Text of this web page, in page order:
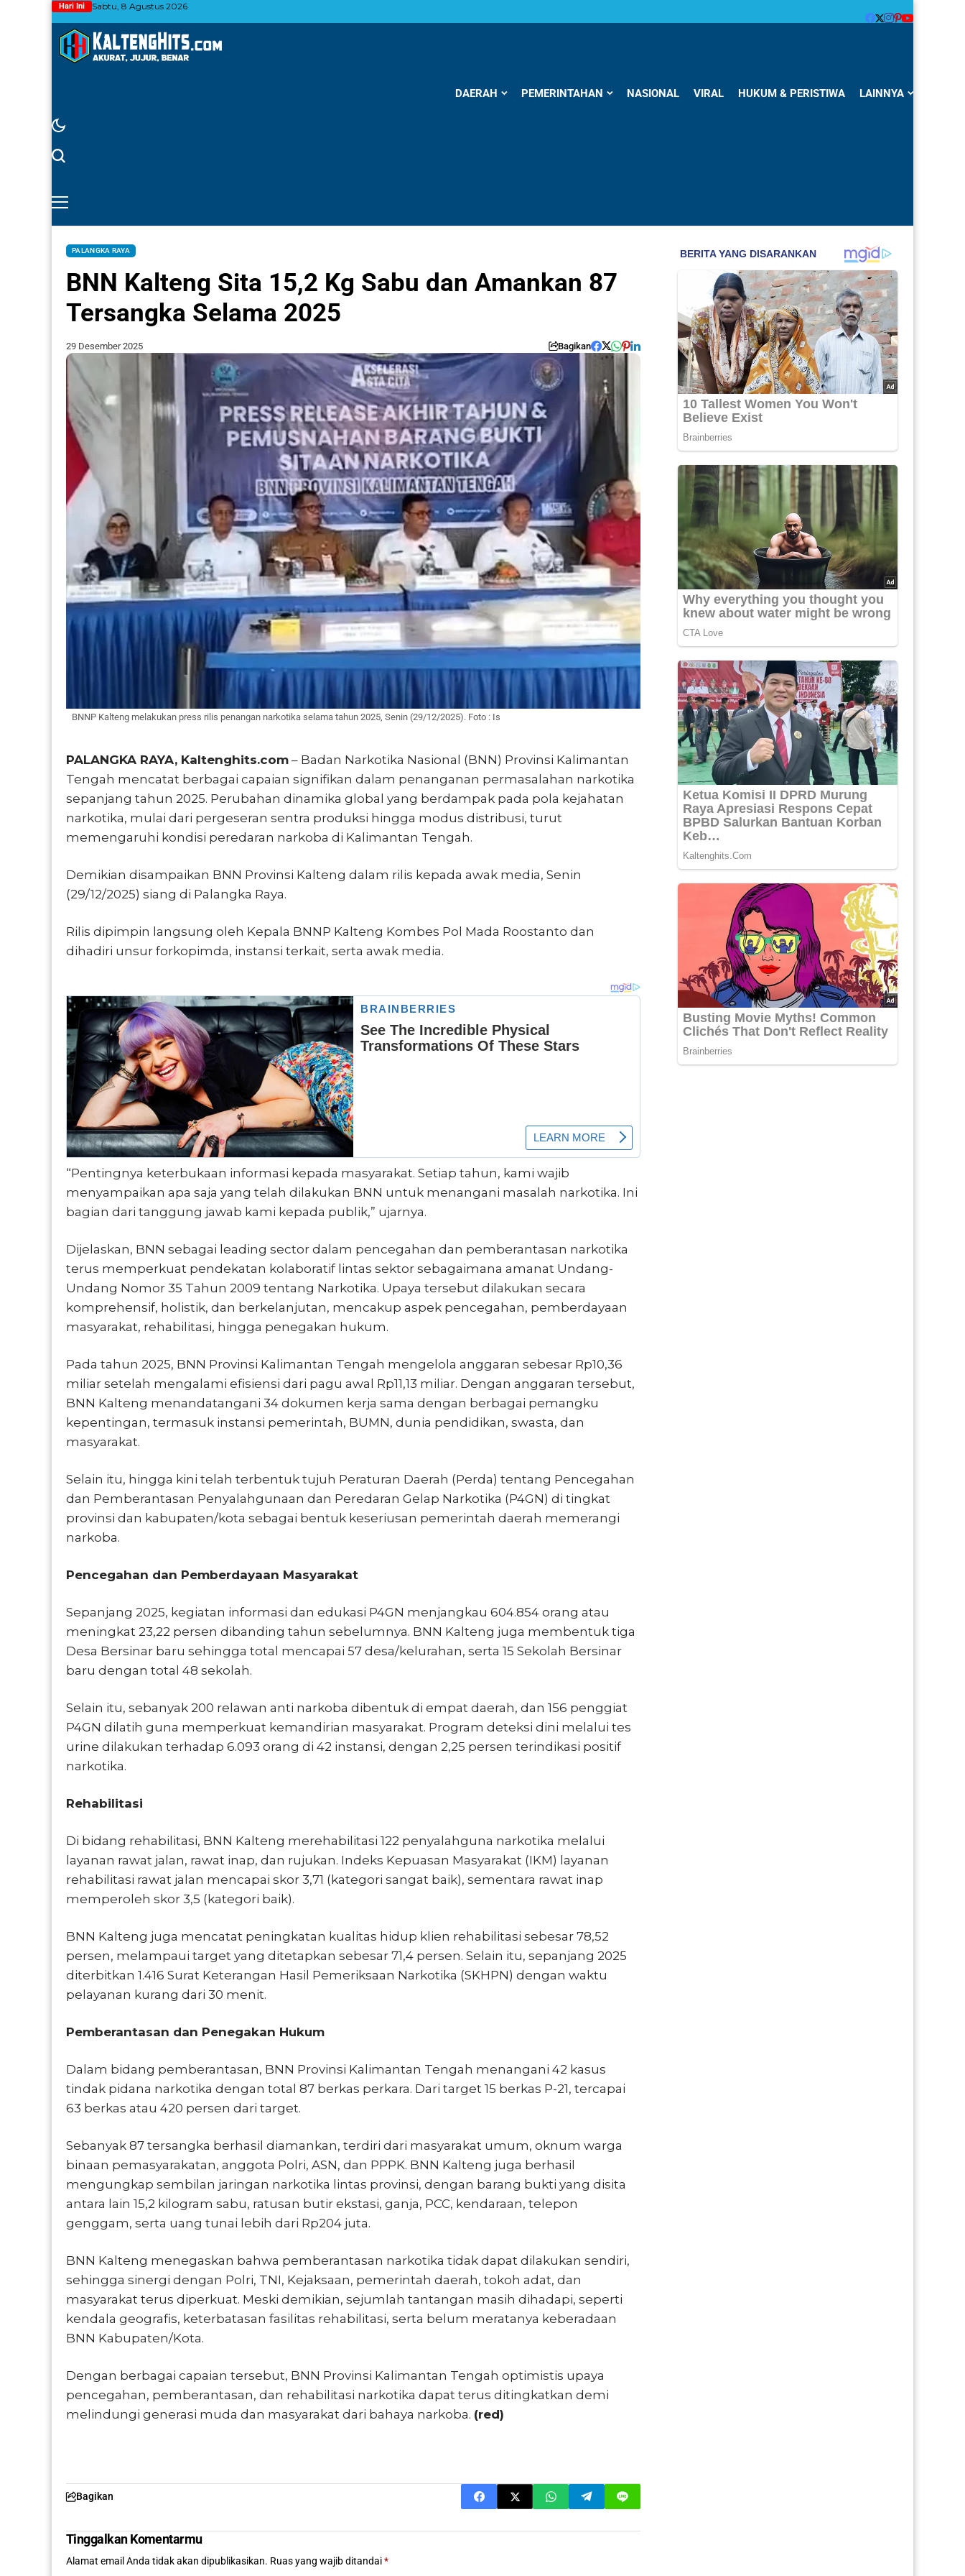
Hari Ini Sabtu, 8 Agustus 2026
DAERAH PEMERINTAHAN NASIONAL VIRAL HUKUM & PERISTIWA LAINNYA
PALANGKA RAYA
BNN Kalteng Sita 15,2 Kg Sabu dan Amankan 87
Tersangka Selama 2025
29 Desember 2025 Bagikan
BNNP Kalteng melakukan press rilis penangan narkotika selama tahun 2025, Senin (29/12/2025). Foto : Is
PALANGKA RAYA, Kaltenghits.com – Badan Narkotika Nasional (BNN) Provinsi Kalimantan
Tengah mencatat berbagai capaian signifikan dalam penanganan permasalahan narkotika
sepanjang tahun 2025. Perubahan dinamika global yang berdampak pada pola kejahatan
narkotika, mulai dari pergeseran sentra produksi hingga modus distribusi, turut
memengaruhi kondisi peredaran narkoba di Kalimantan Tengah.
Demikian disampaikan BNN Provinsi Kalteng dalam rilis kepada awak media, Senin
(29/12/2025) siang di Palangka Raya.
Rilis dipimpin langsung oleh Kepala BNNP Kalteng Kombes Pol Mada Roostanto dan
dihadiri unsur forkopimda, instansi terkait, serta awak media.
“Pentingnya keterbukaan informasi kepada masyarakat. Setiap tahun, kami wajib
menyampaikan apa saja yang telah dilakukan BNN untuk menangani masalah narkotika. Ini
bagian dari tanggung jawab kami kepada publik,” ujarnya.
Dijelaskan, BNN sebagai leading sector dalam pencegahan dan pemberantasan narkotika
terus memperkuat pendekatan kolaboratif lintas sektor sebagaimana amanat Undang-
Undang Nomor 35 Tahun 2009 tentang Narkotika. Upaya tersebut dilakukan secara
komprehensif, holistik, dan berkelanjutan, mencakup aspek pencegahan, pemberdayaan
masyarakat, rehabilitasi, hingga penegakan hukum.
Pada tahun 2025, BNN Provinsi Kalimantan Tengah mengelola anggaran sebesar Rp10,36
miliar setelah mengalami efisiensi dari pagu awal Rp11,13 miliar. Dengan anggaran tersebut,
BNN Kalteng menandatangani 34 dokumen kerja sama dengan berbagai pemangku
kepentingan, termasuk instansi pemerintah, BUMN, dunia pendidikan, swasta, dan
masyarakat.
Selain itu, hingga kini telah terbentuk tujuh Peraturan Daerah (Perda) tentang Pencegahan
dan Pemberantasan Penyalahgunaan dan Peredaran Gelap Narkotika (P4GN) di tingkat
provinsi dan kabupaten/kota sebagai bentuk keseriusan pemerintah daerah memerangi
narkoba.
Pencegahan dan Pemberdayaan Masyarakat
Sepanjang 2025, kegiatan informasi dan edukasi P4GN menjangkau 604.854 orang atau
meningkat 23,22 persen dibanding tahun sebelumnya. BNN Kalteng juga membentuk tiga
Desa Bersinar baru sehingga total mencapai 57 desa/kelurahan, serta 15 Sekolah Bersinar
baru dengan total 48 sekolah.
Selain itu, sebanyak 200 relawan anti narkoba dibentuk di empat daerah, dan 156 penggiat
P4GN dilatih guna memperkuat kemandirian masyarakat. Program deteksi dini melalui tes
urine dilakukan terhadap 6.093 orang di 42 instansi, dengan 2,25 persen terindikasi positif
narkotika.
Rehabilitasi
Di bidang rehabilitasi, BNN Kalteng merehabilitasi 122 penyalahguna narkotika melalui
layanan rawat jalan, rawat inap, dan rujukan. Indeks Kepuasan Masyarakat (IKM) layanan
rehabilitasi rawat jalan mencapai skor 3,71 (kategori sangat baik), sementara rawat inap
memperoleh skor 3,5 (kategori baik).
BNN Kalteng juga mencatat peningkatan kualitas hidup klien rehabilitasi sebesar 78,52
persen, melampaui target yang ditetapkan sebesar 71,4 persen. Selain itu, sepanjang 2025
diterbitkan 1.416 Surat Keterangan Hasil Pemeriksaan Narkotika (SKHPN) dengan waktu
pelayanan kurang dari 30 menit.
Pemberantasan dan Penegakan Hukum
Dalam bidang pemberantasan, BNN Provinsi Kalimantan Tengah menangani 42 kasus
tindak pidana narkotika dengan total 87 berkas perkara. Dari target 15 berkas P-21, tercapai
63 berkas atau 420 persen dari target.
Sebanyak 87 tersangka berhasil diamankan, terdiri dari masyarakat umum, oknum warga
binaan pemasyarakatan, anggota Polri, ASN, dan PPPK. BNN Kalteng juga berhasil
mengungkap sembilan jaringan narkotika lintas provinsi, dengan barang bukti yang disita
antara lain 15,2 kilogram sabu, ratusan butir ekstasi, ganja, PCC, kendaraan, telepon
genggam, serta uang tunai lebih dari Rp204 juta.
BNN Kalteng menegaskan bahwa pemberantasan narkotika tidak dapat dilakukan sendiri,
sehingga sinergi dengan Polri, TNI, Kejaksaan, pemerintah daerah, tokoh adat, dan
masyarakat terus diperkuat. Meski demikian, sejumlah tantangan masih dihadapi, seperti
kendala geografis, keterbatasan fasilitas rehabilitasi, serta belum meratanya keberadaan
BNN Kabupaten/Kota.
Dengan berbagai capaian tersebut, BNN Provinsi Kalimantan Tengah optimistis upaya
pencegahan, pemberantasan, dan rehabilitasi narkotika dapat terus ditingkatkan demi
melindungi generasi muda dan masyarakat dari bahaya narkoba. (red)
Bagikan
Tinggalkan Komentarmu
Alamat email Anda tidak akan dipublikasikan. Ruas yang wajib ditandai*